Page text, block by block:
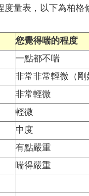
度量表，以下為柏格
您覺得喘的程度
一點都不喘
非常非常輕微（剛
非常輕微
輕微
中度
有點嚴重
喘得嚴重